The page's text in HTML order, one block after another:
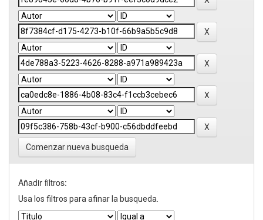
Comenzar nueva busqueda
Añadir filtros:
Usa los filtros para afinar la busqueda.